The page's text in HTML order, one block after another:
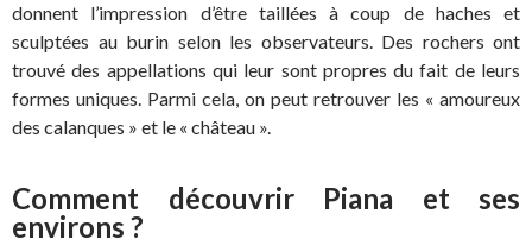
donnent l’impression d’être taillées à coup de haches et
sculptées au burin selon les observateurs. Des rochers ont
trouvé des appellations qui leur sont propres du fait de leurs
formes uniques. Parmi cela, on peut retrouver les « amoureux
des calanques » et le « château ».
Comment découvrir Piana et ses
environs ?